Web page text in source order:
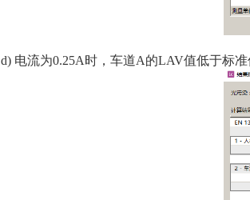
d) 电流为0.25A时，车道A的LAV值低于标准